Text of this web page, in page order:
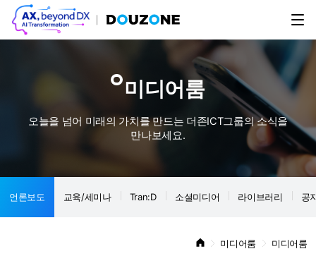
미디어룸
오늘을 넘어 미래의 가치를 만드는 더존ICT그룹의 소식을
만나보세요.
언론보도 교육/세미나 Tran:D 소셜미디어 라이브러리 공
미디어룸 미디어룸